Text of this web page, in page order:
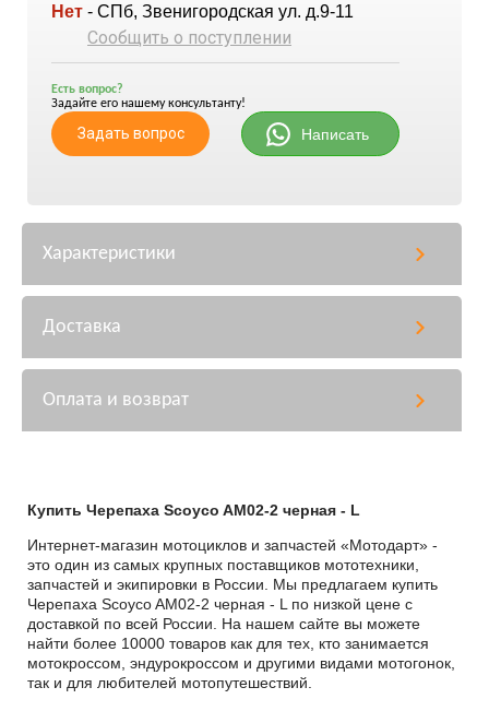
Нет - СПб, Звенигородская ул. д.9-11
Сообщить о поступлении
Есть вопрос?
Задайте его нашему консультанту!
Задать вопрос Написать
Характеристики
Доставка
Оплата и возврат
Купить Черепаха Scoyco AM02-2 черная - L
Интернет-магазин мотоциклов и запчастей «Мотодарт» -
это один из самых крупных поставщиков мототехники,
запчастей и экипировки в России. Мы предлагаем купить
Черепаха Scoyco AM02-2 черная - L по низкой цене с
доставкой по всей России. На нашем сайте вы можете
найти более 10000 товаров как для тех, кто занимается
мотокроссом, эндурокроссом и другими видами мотогонок,
так и для любителей мотопутешествий.